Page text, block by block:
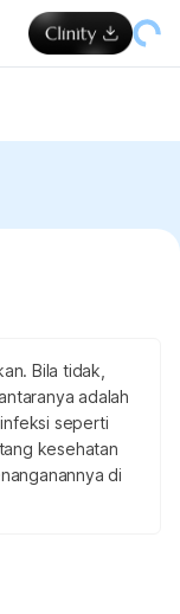
Bila tidak,
adalah
seperti
kesehatan
di